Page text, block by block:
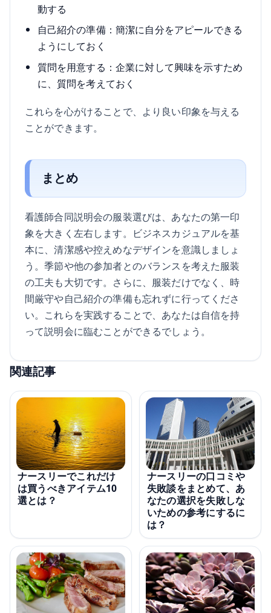
動する
自己紹介の準備：簡潔に自分をアピールできる
ようにしておく
質問を用意する：企業に対して興味を示すため
に、質問を考えておく
これらを心がけることで、より良い印象を与える
ことができます。
まとめ
看護師合同説明会の服装選びは、あなたの第一印
象を大きく左右します。ビジネスカジュアルを基
本に、清潔感や控えめなデザインを意識しましょ
う。季節や他の参加者とのバランスを考えた服装
の工夫も大切です。さらに、服装だけでなく、時
間厳守や自己紹介の準備も忘れずに行ってくださ
い。これらを実践することで、あなたは自信を持
って説明会に臨むことができるでしょう。
関連記事
ナースリーでこれだけ
は買うべきアイテム10
選とは？
ナースリーの口コミや
失敗談をまとめて、あ
なたの選択を失敗しな
いための参考にするに
は？